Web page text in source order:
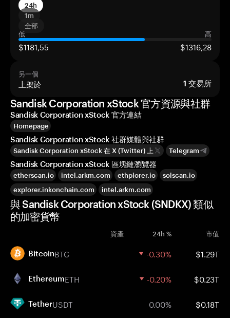
24h
1m
全部
低
高
$1181,55 $1316,28
另一個
上架於 1 交易所
Sandisk Corporation xStock 官方資源與社群
Sandisk Corporation xStock 官方連結
Homepage
Sandisk Corporation xStock 社群媒體與社群
Sandisk Corporation xStock 在 X (Twitter) 上 Telegram
Sandisk Corporation xStock 區塊鏈瀏覽器
etherscan.io intel.arkm.com ethplorer.io
solscan.io
explorer.inkonchain.com
intel.arkm.com
與 Sandisk Corporation xStock (SNDKX) 類似
的加密貨幣
資產 24h % 市值
BitcoinBTC -0.30% $1.29T
EthereumETH -0.20% $0.23T
TetherUSDT 0.00% $0.18T